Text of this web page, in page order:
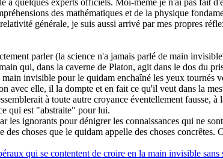
à quelques experts officiels. Moi-même je n'ai pas fait
des mathématiques et de la physique
générale, je suis aussi arrivé par mes propres
parler (la science n'a jamais parlé de main
qui, dans la caverne de Platon, agit dans le dos du
invisible pour le quidam enchaîné les yeux tournés
elle, il la dompte et en fait ce qu'il veut dans la
à toute autre croyance éventellement fausse,
qui est "abstraite" pour lui.
ignorants pour dénigrer les connaissances qui ne
choses que le quidam appelle des choses concrêtes.
qui se contentent de croire en la main invisible